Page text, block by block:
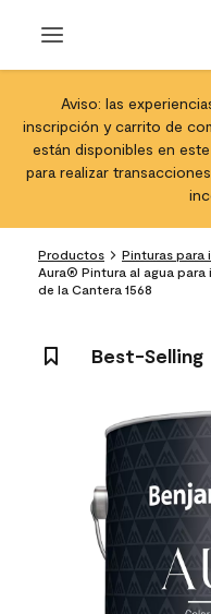
Aviso: las
inscripción y carrito de
están disponibles en
para realizar
Productos
Pinturas para
Aura® Pintura al agua
de la Cantera 1568
Best-Selling